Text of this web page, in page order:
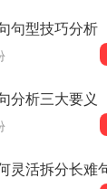
句型技巧分析
分析三大要义
灵活拆分长难